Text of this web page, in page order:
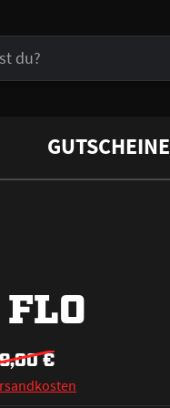
GUTSCHEINE
€